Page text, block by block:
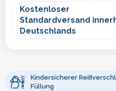
Kostenloser
Standardversand
Deutschlands
Kindersicherer
Füllung